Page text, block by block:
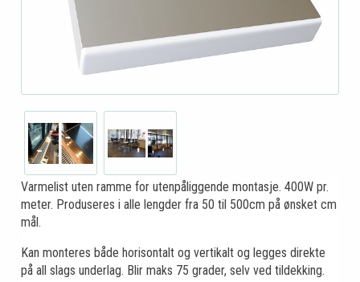
Varmelist uten ramme for utenpåliggende montasje. 400W pr.
meter. Produseres i alle lengder fra 50 til 500cm på ønsket cm
mål.
Kan monteres både horisontalt og vertikalt og legges direkte
på all slags underlag. Blir maks 75 grader, selv ved tildekking.